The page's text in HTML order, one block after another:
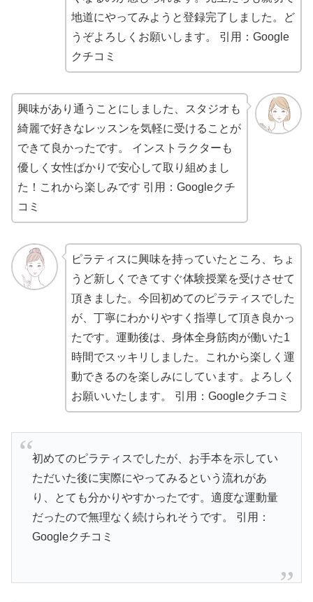
地道にやってみようと登録完了しました。ど
うぞよろしくお願いします。 引用：Google
クチコミ
興味があり通うことにしました、スタジオも
綺麗で好きなレッスンを気軽に受けることが
できて良かったです。 インストラクターも
優しく女性ばかりで安心して取り組めまし
た！これから楽しみです 引用：Googleクチ
コミ
ピラティスに興味を持っていたところ、ちょ
うど新しくできてすぐ体験授業を受けさせて
頂きました。今回初めてのピラティスでした
が、丁寧にわかりやすく指導して頂き良かっ
たです。運動後は、身体全身筋肉が働いた1
時間でスッキリしました。これから楽しく運
動できるのを楽しみにしています。よろしく
お願いいたします。 引用：Googleクチコミ
初めてのピラティスでしたが、お手本を示してい
ただいた後に実際にやってみるという流れがあ
り、とても分かりやすかったです。適度な運動量
だったので無理なく続けられそうです。 引用：
Googleクチコミ